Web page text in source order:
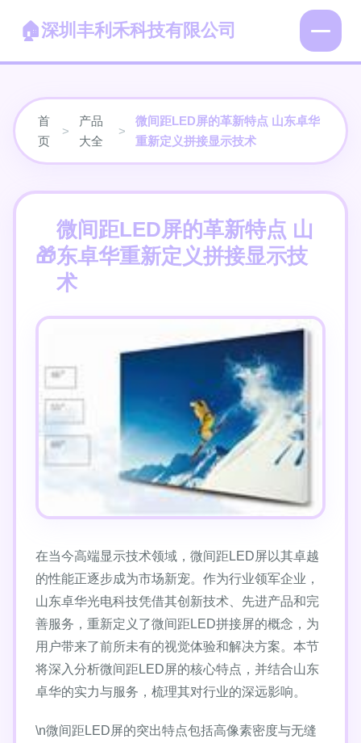
深圳丰利禾科技有限公司
首
页
>
产品
大全
>
微间距LED屏的革新特点 山东卓华
重新定义拼接显示技术
微间距LED屏的革新特点 山
东卓华重新定义拼接显示技
术
在当今高端显示技术领域，微间距LED屏以其卓越
的性能正逐步成为市场新宠。作为行业领军企业，
山东卓华光电科技凭借其创新技术、先进产品和完
善服务，重新定义了微间距LED拼接屏的概念，为
用户带来了前所未有的视觉体验和解决方案。本节
将深入分析微间距LED屏的核心特点，并结合山东
卓华的实力与服务，梳理其对行业的深远影响。
\n微间距LED屏的突出特点包括高像素密度与无缝